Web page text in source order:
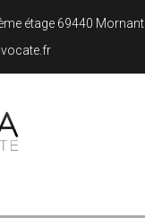
étage 69440 Mornant